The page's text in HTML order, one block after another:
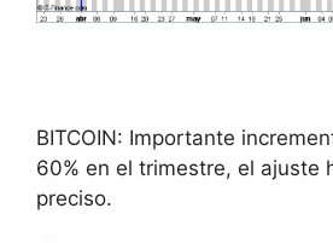
BITCOIN: Importante
60% en el trimestre, el ajuste
preciso.